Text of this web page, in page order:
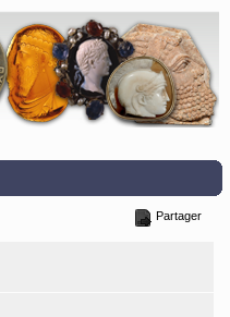
Partager